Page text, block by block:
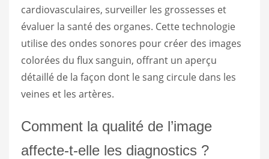
cardiovasculaires, surveiller les grossesses et
évaluer la santé des organes. Cette technologie
utilise des ondes sonores pour créer des images
colorées du flux sanguin, offrant un aperçu
détaillé de la façon dont le sang circule dans les
veines et les artères.
Comment la qualité de l’image
affecte-t-elle les diagnostics ?